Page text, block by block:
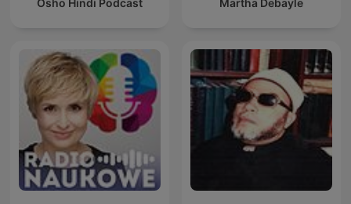
Osho Hindi Podcast Martha Debayle